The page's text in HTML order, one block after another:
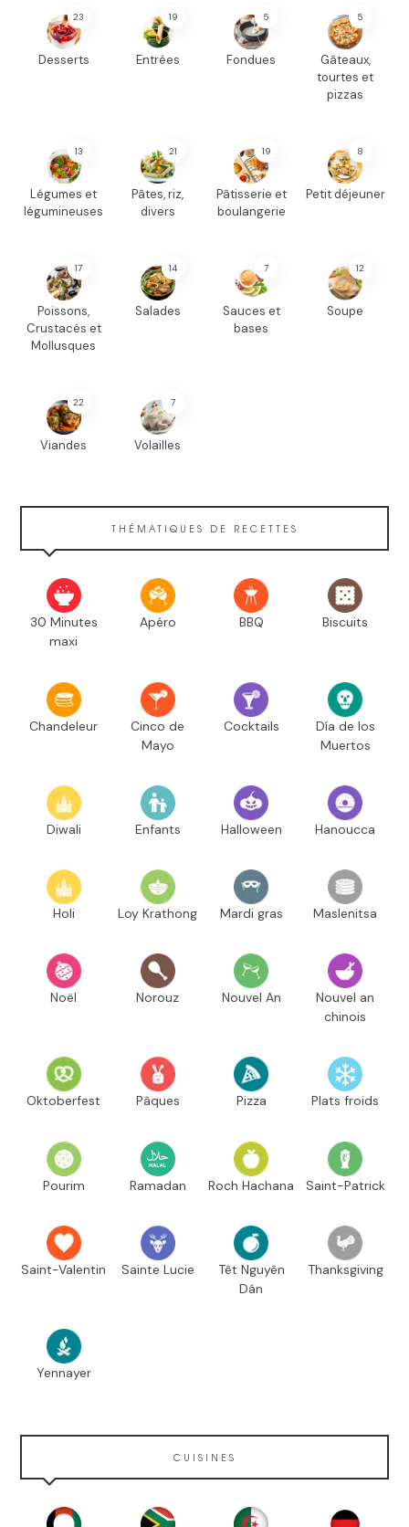
23
Desserts
19
Entrées
5
Fondues
5
Gâteaux,
tourtes et
pizzas
13
Légumes et
légumineuses
21
Pâtes, riz,
divers
19
Pâtisserie et
boulangerie
8
Petit déjeuner
17
Poissons,
Crustacés et
Mollusques
14
Salades
7
Sauces et
bases
12
Soupe
22
Viandes
7
Volailles
THÉMATIQUES DE RECETTES
30 Minutes
maxi
Apéro BBQ Biscuits
Chandeleur
Cinco de
Mayo
Cocktails
Día de los
Muertos
Diwali Enfants Halloween Hanoucca
Holi Loy Krathong Mardi gras Maslenitsa
Noël Norouz Nouvel An
Nouvel an
chinois
Oktoberfest Pâques Pizza Plats froids
Pourim Ramadan Roch Hachana Saint-Patrick
Saint-Valentin Sainte Lucie
Têt Nguyên
Dán
Thanksgiving
Yennayer
CUISINES